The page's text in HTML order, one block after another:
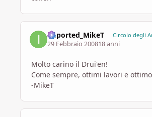
imported_MikeT Circolo degli
29 Febbraio 200818 anni
Molto carino il Drui'en!
Come sempre, ottimi lavori e
-MikeT